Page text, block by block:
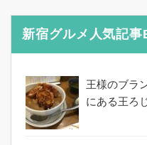
新宿グルメ人気記
王様のブラ
にある王ろ